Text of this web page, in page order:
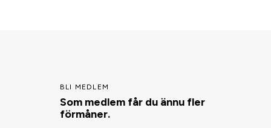
BLI MEDLEM
Som medlem får du ännu fler
förmåner.